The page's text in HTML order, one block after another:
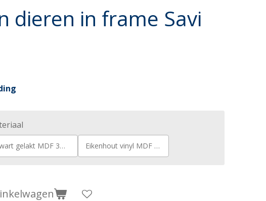
dieren in frame Savi
gelakt MDF 3mm Eikenhout vinyl MDF 3mm